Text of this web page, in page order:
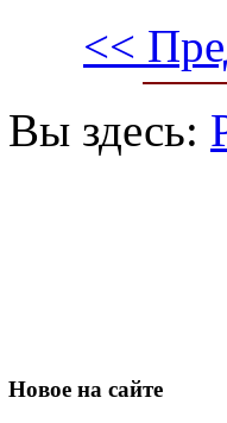
<<
Вы здесь:
Новое на сайте